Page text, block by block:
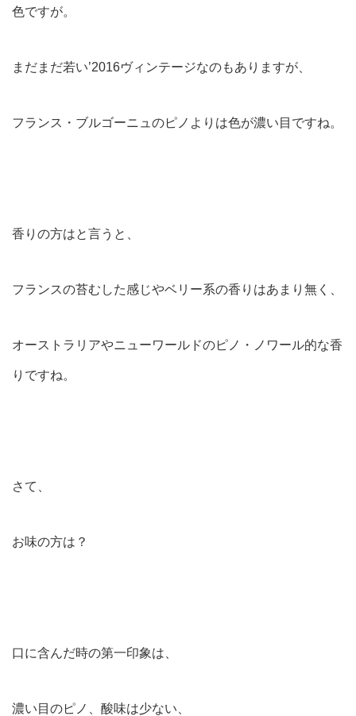
色ですが。
まだまだ若い’2016ヴィンテージなのもありますが、
フランス・ブルゴーニュのピノよりは色が濃い目ですね。
香りの方はと言うと、
フランスの苔むした感じやベリー系の香りはあまり無く、
オーストラリアやニューワールドのピノ・ノワール的な香
りですね。
さて、
お味の方は？
口に含んだ時の第一印象は、
濃い目のピノ、酸味は少ない、